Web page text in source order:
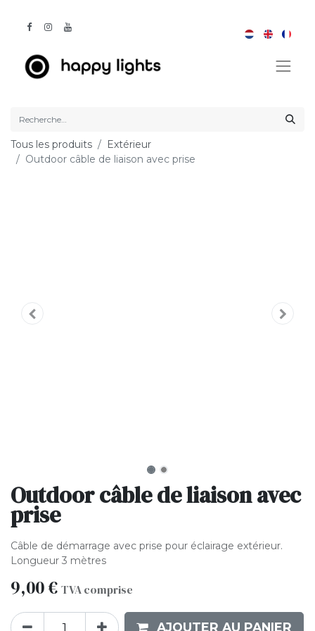
Tous les produits
Extérieur
Outdoor câble de liaison avec prise
Outdoor câble de liaison avec
prise
Câble de démarrage avec prise pour éclairage extérieur.
Longueur 3 mètres
9,00€ TVA comprise
AJOUTER AU PANIER